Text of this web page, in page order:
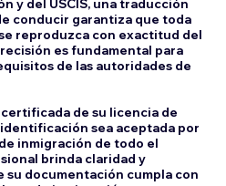
y del USCIS, una traducción
conducir garantiza que toda
reproduzca con exactitud del
es fundamental para
de las autoridades de
de su licencia de
sea aceptada por
inmigración de todo el
brinda claridad y
su documentación cumpla con